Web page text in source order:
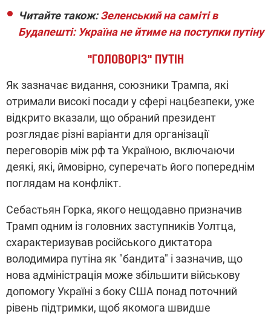
Читайте також:Зеленський на саміті в
Будапешті: Україна не йтиме на поступки путіну
"ГОЛОВОРІЗ" ПУТІН
Як зазначає видання, союзники Трампа, які
отримали високі посади у сфері нацбезпеки, уже
відкрито вказали, що обраний президент
розглядає різні варіанти для організації
переговорів між рф та Україною, включаючи
деякі, які, ймовірно, суперечать його попереднім
поглядам на конфлікт.
Себастьян Горка, якого нещодавно призначив
Трамп одним із головних заступників Уолтца,
схарактеризував російського диктатора
володимира путіна як "бандита" і зазначив, що
нова адміністрація може збільшити військову
допомогу Україні з боку США понад поточний
рівень підтримки, щоб якомога швидше